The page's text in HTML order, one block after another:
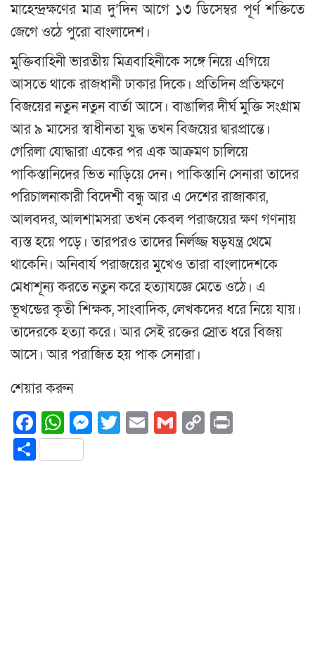
মাহেন্দ্রক্ষণের মাত্র দু’দিন আগে ১৩ ডিসেম্বর পূর্ণ শক্তিতে
জেগে ওঠে পুরো বাংলাদেশ।
মুক্তিবাহিনী ভারতীয় মিত্রবাহিনীকে সঙ্গে নিয়ে এগিয়ে
আসতে থাকে রাজধানী ঢাকার দিকে। প্রতিদিন প্রতিক্ষণে
বিজয়ের নতুন নতুন বার্তা আসে। বাঙালির দীর্ঘ মুক্তি সংগ্রাম
আর ৯ মাসের স্বাধীনতা যুদ্ধ তখন বিজয়ের দ্বারপ্রান্তে।
গেরিলা যোদ্ধারা একের পর এক আক্রমণ চালিয়ে
পাকিস্তানিদের ভিত নাড়িয়ে দেন। পাকিস্তানি সেনারা তাদের
পরিচালনাকারী বিদেশী বন্ধু আর এ দেশের রাজাকার,
আলবদর, আলশামসরা তখন কেবল পরাজয়ের ক্ষণ গণনায়
ব্যস্ত হয়ে পড়ে। তারপরও তাদের নির্লজ্জ ষড়যন্ত্র থেমে
থাকেনি। অনিবার্য পরাজয়ের মুখেও তারা বাংলাদেশকে
মেধাশূন্য করতে নতুন করে হত্যাযজ্ঞে মেতে ওঠে। এ
ভূখন্ডের কৃতী শিক্ষক, সাংবাদিক, লেখকদের ধরে নিয়ে যায়।
তাদেরকে হত্যা করে। আর সেই রক্তের স্রোত ধরে বিজয়
আসে। আর পরাজিত হয় পাক সেনারা।
শেয়ার করুন
Facebook
WhatsApp
Messenger
Twitter
EmailGmail
Copy
Share